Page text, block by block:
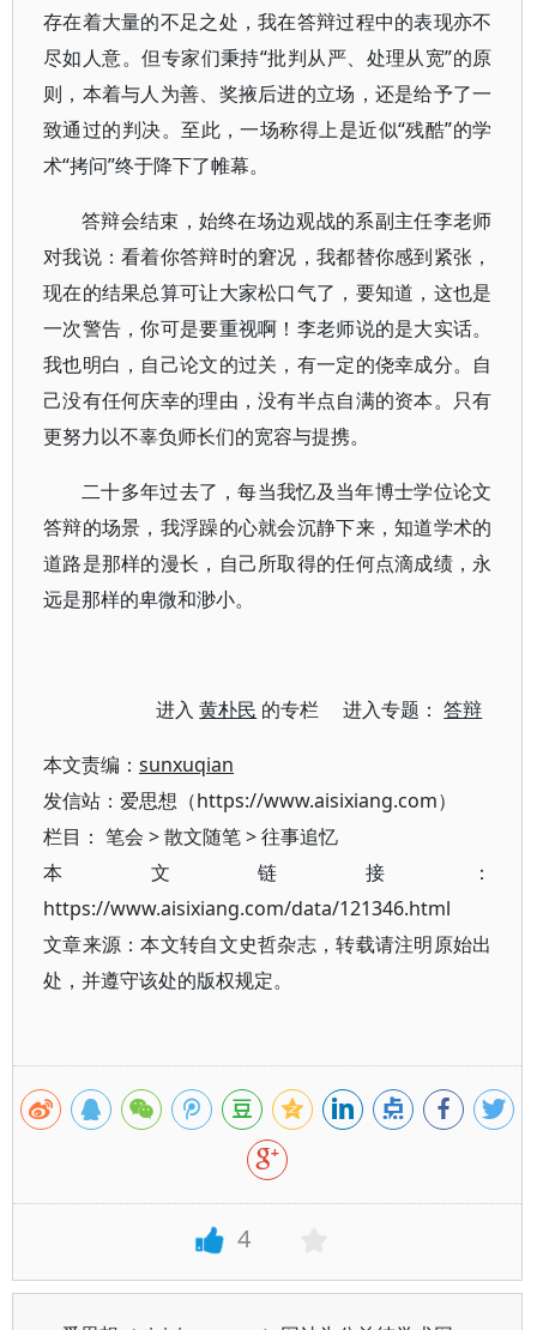
存在着大量的不足之处，我在答辩过程中的表现亦不
尽如人意。但专家们秉持“批判从严、处理从宽”的原
则，本着与人为善、奖掖后进的立场，还是给予了一
致通过的判决。至此，一场称得上是近似“残酷”的学
术“拷问”终于降下了帷幕。
答辩会结束，始终在场边观战的系副主任李老师
对我说：看着你答辩时的窘况，我都替你感到紧张，
现在的结果总算可让大家松口气了，要知道，这也是
一次警告，你可是要重视啊！李老师说的是大实话。
我也明白，自己论文的过关，有一定的侥幸成分。自
己没有任何庆幸的理由，没有半点自满的资本。只有
更努力以不辜负师长们的宽容与提携。
二十多年过去了，每当我忆及当年博士学位论文
答辩的场景，我浮躁的心就会沉静下来，知道学术的
道路是那样的漫长，自己所取得的任何点滴成绩，永
远是那样的卑微和渺小。
进入黄朴民 的专栏 进入专题：答辩
本文责编： sunxuqian
发信站：爱思想（https://www.aisixiang.com）
栏目： 笔会 >散文随笔>往事追忆
本文链接：
https://www.aisixiang.com/data/121346.html
文章来源：本文转自文史哲杂志，转载请注明原始出
处，并遵守该处的版权规定。
4